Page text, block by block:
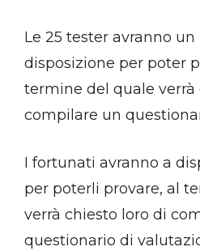
Le 25 tester avranno un
disposizione per poter
termine del quale verrà
compilare un
I fortunati avranno a
per poterli provare, al
verrà chiesto loro di
questionario di